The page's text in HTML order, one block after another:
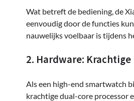
Wat betreft de bediening, de
eenvoudig door de functies
nauwelijks voelbaar is tijdens
2. Hardware:
Als een high-end smartwatch
krachtige dual-core processor